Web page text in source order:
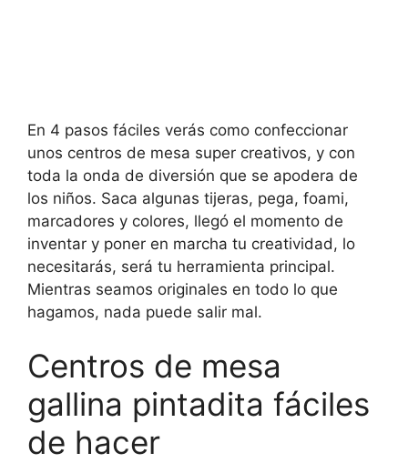
En 4 pasos fáciles verás como confeccionar
unos centros de mesa super creativos, y con
toda la onda de diversión que se apodera de
los niños. Saca algunas tijeras, pega, foami,
marcadores y colores, llegó el momento de
inventar y poner en marcha tu creatividad, lo
necesitarás, será tu herramienta principal.
Mientras seamos originales en todo lo que
hagamos, nada puede salir mal.
Centros de mesa
gallina pintadita fáciles
de hacer